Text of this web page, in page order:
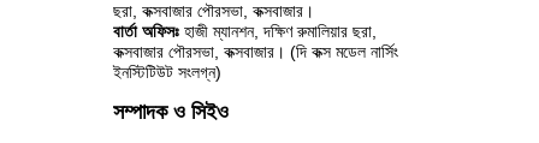
ছরা, কক্সবাজার পৌরসভা, কক্সবাজার।
বার্তা অফিসঃহাজী ম্যানশন, দক্ষিণ রুমালিয়ার ছরা,
কক্সবাজার পৌরসভা, কক্সবাজার। (দি কক্স মডেল নার্সিং
ইনস্টিটিউট সংলগ্ন)
সম্পাদক ও সিইও